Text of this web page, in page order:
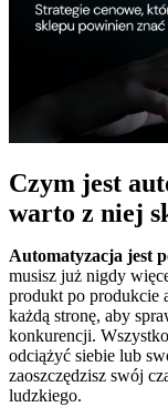
Czym jest
warto z niej
Automatyzacja jest
musisz już nigdy
produkt po produkcie
każdą stronę, aby
konkurencji.
odciążyć siebie lub
zaoszczędzisz swój
ludzkiego.